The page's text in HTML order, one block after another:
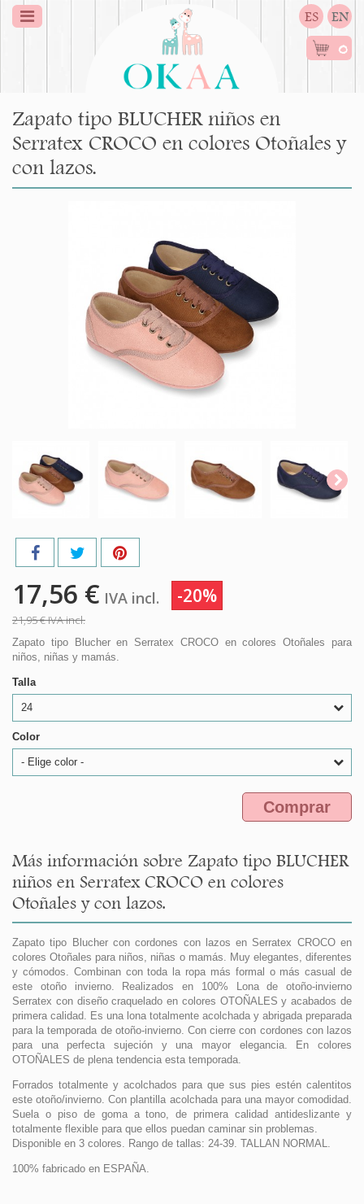
ES EN
0
Zapato tipo BLUCHER niños en
Serratex CROCO en colores Otoñales y
con lazos.
17,56 € IVA incl. -20%
21,95 €IVA incl.
Zapato tipo Blucher en Serratex CROCO en colores Otoñales para
niños, niñas y mamás.
Talla
24
Color
- Elige color -
Comprar
Más información sobre Zapato tipo BLUCHER
niños en Serratex CROCO en colores
Otoñales y con lazos.
Zapato tipo Blucher con cordones con lazos en Serratex CROCO en
colores Otoñales para niños, niñas o mamás. Muy elegantes, diferentes
y cómodos. Combinan con toda la ropa más formal o más casual de
este otoño invierno. Realizados en 100% Lona de otoño-invierno
Serratex con diseño craquelado en colores OTOÑALES y acabados de
primera calidad. Es una lona totalmente acolchada y abrigada preparada
para la temporada de otoño-invierno. Con cierre con cordones con lazos
para una perfecta sujeción y una mayor elegancia. En colores
OTOÑALES de plena tendencia esta temporada.
Forrados totalmente y acolchados para que sus pies estén calentitos
este otoño/invierno. Con plantilla acolchada para una mayor comodidad.
Suela o piso de goma a tono, de primera calidad antideslizante y
totalmente flexible para que ellos puedan caminar sin problemas.
Disponible en 3 colores. Rango de tallas: 24-39. TALLAN NORMAL.
100% fabricado en ESPAÑA.